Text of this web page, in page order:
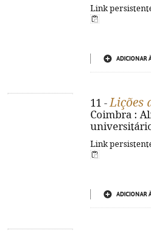
Link
ADICIONAR
11 -Lições
Coimbra :
Link
ADICIONAR